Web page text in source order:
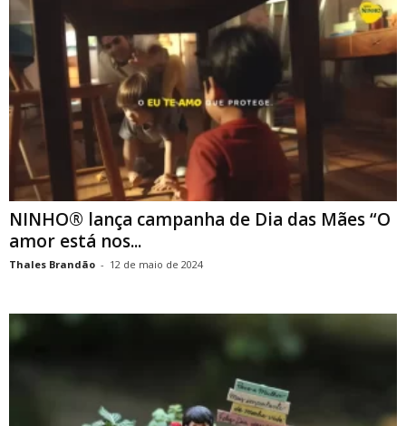
NINHO® lança campanha de Dia das Mães “O
amor está nos...
Thales Brandão - 12 de maio de 2024